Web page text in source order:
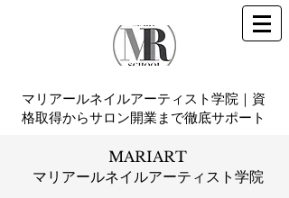
マリアールネイルアーティスト学院｜資
格取得からサロン開業まで徹底サポート
MARIART
マリアールネイルアーティスト学院